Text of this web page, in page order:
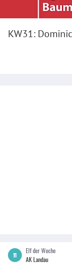
KW31:
Elf der Woche
AK Landau